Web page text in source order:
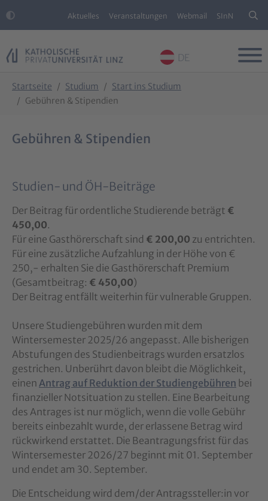
Aktuelles Veranstaltungen Webmail SInN
DE
Startseite Studium
Start ins Studium
Gebühren & Stipendien
Gebühren & Stipendien
Studien- und ÖH-Beiträge
Der Beitrag für ordentliche Studierende beträgt €
450,00.
Für eine Gasthörerschaft sind € 200,00 zu entrichten.
Für eine zusätzliche Aufzahlung in der Höhe von €
250,- erhalten Sie die Gasthörerschaft Premium
(Gesamtbeitrag: € 450,00)
Der Beitrag entfällt weiterhin für vulnerable Gruppen.
Unsere Studiengebühren wurden mit dem
Wintersemester 2025/26 angepasst. Alle bisherigen
Abstufungen des Studienbeitrags wurden ersatzlos
gestrichen. Unberührt davon bleibt die Möglichkeit,
einen Antrag auf Reduktion der Studiengebühren bei
finanzieller Notsituation zu stellen. Eine Bearbeitung
des Antrages ist nur möglich, wenn die volle Gebühr
bereits einbezahlt wurde, der erlassene Betrag wird
rückwirkend erstattet. Die Beantragungsfrist für das
Wintersemester 2026/27 beginnt mit 01. September
und endet am 30. September.
Die Entscheidung wird dem/der Antragssteller:in vor